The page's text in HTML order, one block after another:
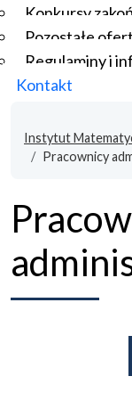
Konkursy
Pozostałe
Regulaminy i
Kontakt
Instytut
Pracownicy